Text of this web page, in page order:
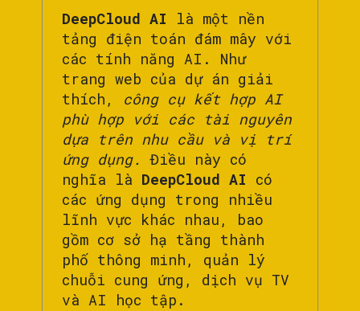
DeepCloud AI là một nền
tảng điện toán đám mây với
các tính năng AI. Như
trang web của dự án giải
thích, công cụ kết hợp AI
phù hợp với các tài nguyên
dựa trên nhu cầu và vị trí
ứng dụng. Điều này có
nghĩa là DeepCloud AI có
các ứng dụng trong nhiều
lĩnh vực khác nhau, bao
gồm cơ sở hạ tầng thành
phố thông minh, quản lý
chuỗi cung ứng, dịch vụ TV
và AI học tập.